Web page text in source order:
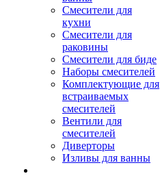
Смесители для
кухни
Смесители для
раковины
Смесители для биде
Наборы смесителей
Комплектующие для
встраиваемых
смесителей
Вентили для
смесителей
Диверторы
Изливы для ванны